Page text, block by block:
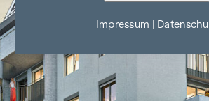
Impressum